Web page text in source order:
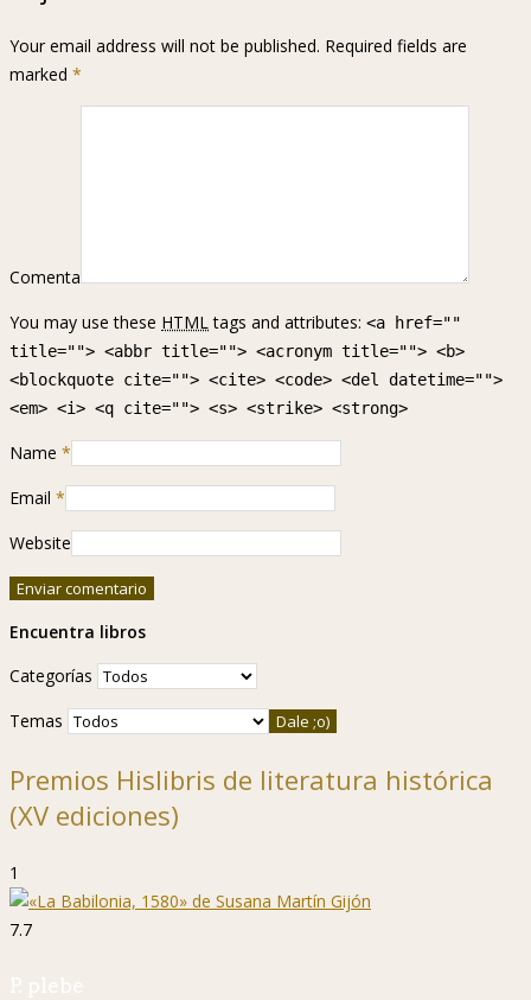
Your email address will not be published. Required fields are
marked *
Comenta
You may use these HTMLtags and attributes: <a href=""
title=""> <abbr title=""> <acronym title=""> <b>
<blockquote cite=""> <cite> <code> <del datetime="">
<em> <i> <q cite=""> <s> <strike> <strong>
Name *
Email *
Website
Encuentra libros
Categorías
Temas
Premios Hislibris de literatura histórica
(XV ediciones)
1
7.7
P. plebe